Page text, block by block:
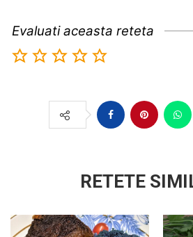
Evaluati aceasta reteta
RETETE